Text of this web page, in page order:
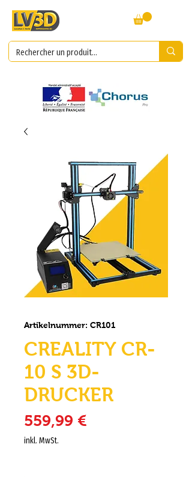
Artikelnummer: CR101
CREALITY CR-
10 S 3D-
DRUCKER
559,99 €
inkl. MwSt.